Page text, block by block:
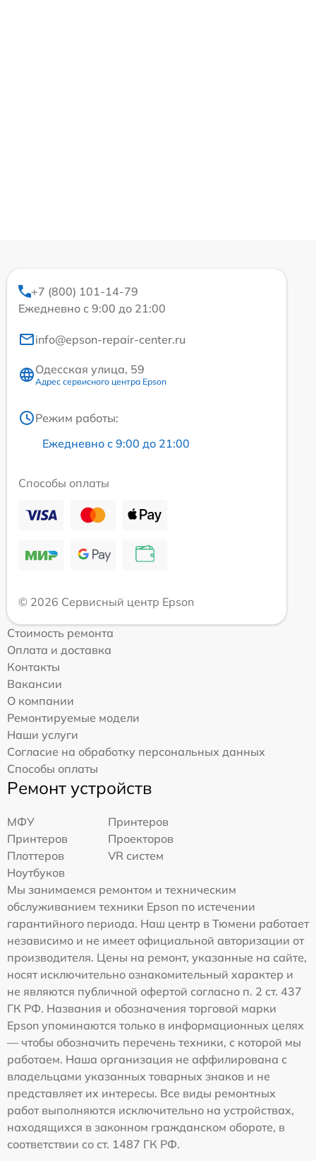
+7 (800) 101-14-79
Ежедневно с 9:00 до 21:00
info@epson-repair-center.ru
Одесская улица, 59
Адрес сервисного центра Epson
Режим работы:
Ежедневно с 9:00 до 21:00
Способы оплаты
© 2026 Сервисный центр Epson
Стоимость ремонта
Оплата и доставка
Контакты
Вакансии
О компании
Ремонтируемые модели
Наши услуги
Согласие на обработку персональных данных
Способы оплаты
Ремонт устройств
МФУ
Принтеров
Принтеров
Проекторов
Плоттеров
VR систем
Ноутбуков
Мы занимаемся ремонтом и техническим
обслуживанием техники Epson по истечении
гарантийного периода. Наш центр в Тюмени работает
независимо и не имеет официальной авторизации от
производителя. Цены на ремонт, указанные на сайте,
носят исключительно ознакомительный характер и
не являются публичной офертой согласно п. 2 ст. 437
ГК РФ. Названия и обозначения торговой марки
Epson упоминаются только в информационных целях
— чтобы обозначить перечень техники, с которой мы
работаем. Наша организация не аффилирована с
владельцами указанных товарных знаков и не
представляет их интересы. Все виды ремонтных
работ выполняются исключительно на устройствах,
находящихся в законном гражданском обороте, в
соответствии со ст. 1487 ГК РФ.